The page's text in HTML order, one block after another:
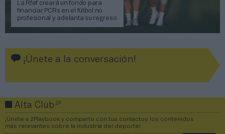
La Rfef creará un fondo para
financiar PCRs en el fútbol no
profesional y adelanta su regreso
¡Únete a la conversación!
Alta Club2P
¡Únete a 2Playbook y comparte con tus contactos los contenidos
más relevantes sobre la industria del deporte!